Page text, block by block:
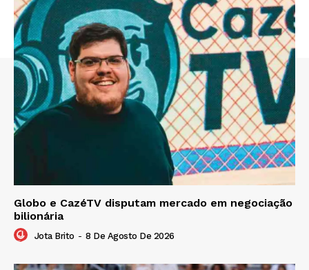
Globo e CazéTV disputam mercado em negociação
bilionária
Jota Brito - 8 De Agosto De 2026